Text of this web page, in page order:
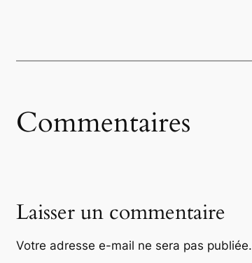
Commentaires
Laisser un commentaire
Votre adresse e-mail ne sera pas publiée.